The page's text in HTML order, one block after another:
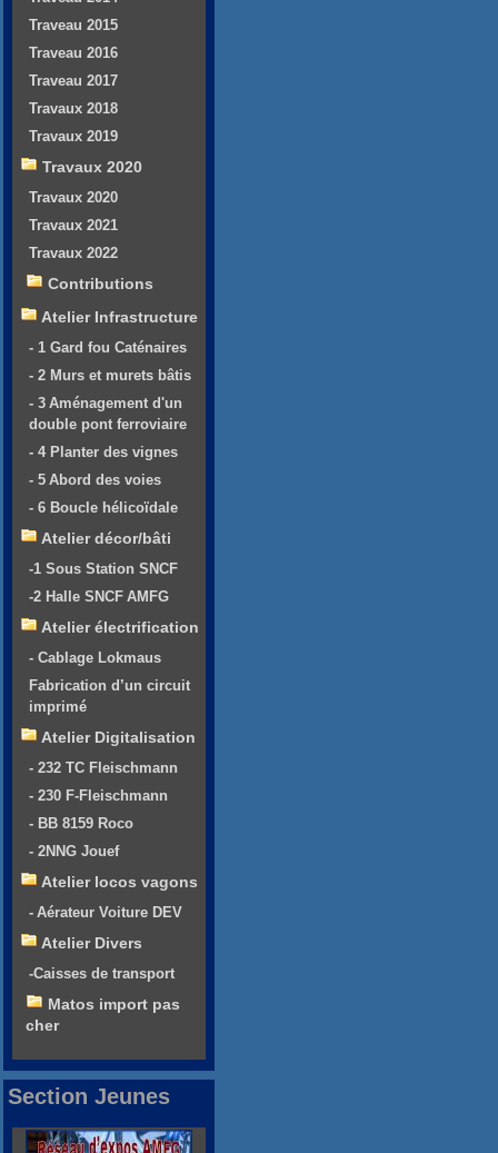
Traveau 2015
Traveau 2016
Traveau 2017
Travaux 2018
Travaux 2019
Travaux 2020
Travaux 2020
Travaux 2021
Travaux 2022
Contributions
Atelier Infrastructure
- 1 Gard fou Caténaires
- 2 Murs et murets bâtis
- 3 Aménagement d'un
double pont ferroviaire
- 4 Planter des vignes
- 5 Abord des voies
- 6 Boucle hélicoïdale
Atelier décor/bâti
-1 Sous Station SNCF
-2 Halle SNCF AMFG
Atelier électrification
- Cablage Lokmaus
Fabrication d’un circuit
imprimé
Atelier Digitalisation
- 232 TC Fleischmann
- 230 F-Fleischmann
- BB 8159 Roco
- 2NNG Jouef
Atelier locos vagons
- Aérateur Voiture DEV
Atelier Divers
-Caisses de transport
Matos import pas
cher
Section Jeunes